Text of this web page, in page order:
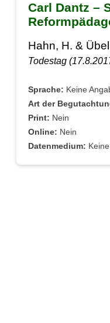
Carl Dantz –
Hahn, H. &
Todestag
Sprache: Keine
Art der
Print: Nein
Online: Nein
Datenmedium: